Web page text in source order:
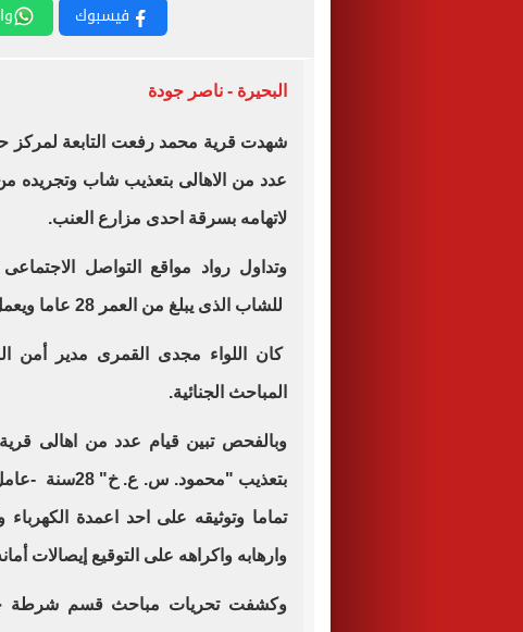
فيسبوك
البحيرة - ناصر جودة
شهدت قرية محمد رفعت التابعة
عدد من الاهالى بتعذيب شاب وتجريده
لاتهامه بسرقة احدى مزارع العنب.
وتداول رواد مواقع التواصل
للشاب الذى يبلغ من العمر 28 عاما ويعمل عاملا باليومية
كان اللواء مجدى القمرى مدير أمن
المباحث الجنائية.
وبالفحص تبين قيام عدد من اهالى
بتعذيب
تماما وتوثيقه على احد اعمدة
وارهابه واكراهه على التوقيع إيصالات
وكشفت تحريات مباحث قسم شرطة